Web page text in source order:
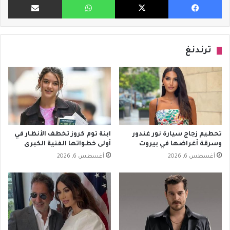
ترندنغ
تحطيم زجاج سيارة نور غندور
وسرقة أغراضها في بيروت
أغسطس 6, 2026
ابنة توم كروز تخطف الأنظار في
أولى خطواتها الفنية الكبرى
أغسطس 6, 2026